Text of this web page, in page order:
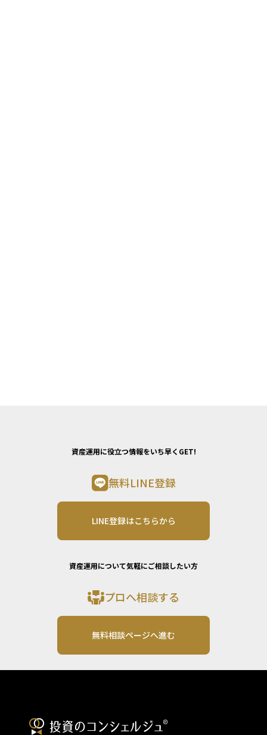
資産運用に役立つ情報をいち早くGET!
無料LINE登録
LINE登録はこちらから
資産運用について気軽にご相談したい方
プロへ相談する
無料相談ページへ進む